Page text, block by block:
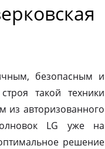
безопасным и
такой техники
из авторизованного
LG уже на
решение